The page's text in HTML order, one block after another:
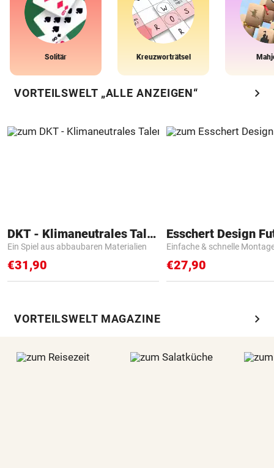
Solitär Kreuzworträtsel
VORTEILSWELT „ALLE ANZEIGEN“ chevron_right
DKT - Klimaneutrales Talent
Ein Spiel aus abbaubaren Materialien
€31,90
Einfache & schnelle
€27,90
VORTEILSWELT MAGAZINE chevron_right